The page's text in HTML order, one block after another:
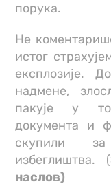
порука.
Не
истог
експлозије.
надмене,
пакује у
документа и
скупили
избеглиштва. (
наслов)